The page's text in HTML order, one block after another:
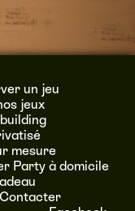
un jeu
jeux
mesure
Party à domicile